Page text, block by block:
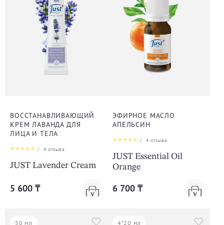
ВОССТАНАВЛИВАЮЩИЙ
КРЕМ ЛАВАНДА ДЛЯ
ЛИЦА И ТЕЛА
/ 4отзыва
JUST Lavender Cream
5 600 ₸
ЭФИРНОЕ МАСЛО
АПЕЛЬСИН
/ 4отзыва
JUST Essential Oil
Orange
6 700 ₸
50 мл 4*20 мл